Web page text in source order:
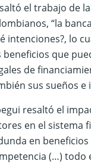
el trabajo de
“la
intenciones?, lo
beneficios que
de
sus sueños e
resaltó el
en el sistema
en
(…) todo